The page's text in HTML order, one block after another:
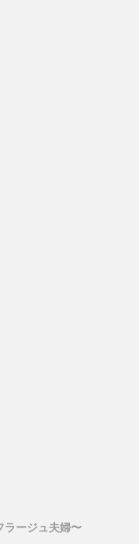
ラージュ夫婦〜